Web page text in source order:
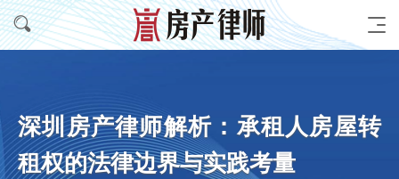
深圳房产律师解析：承租人房屋转
租权的法律边界与实践考量